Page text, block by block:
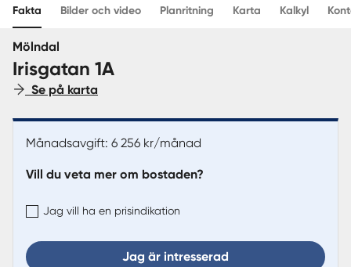
Sverige
Fakta Bilder och video Planritning Karta Kalkyl
Mölndal
Irisgatan 1A
Se på karta
Månadsavgift: 6 256 kr/månad
Vill du veta mer om bostaden?
Jag vill ha en prisindikation
Jag är intresserad